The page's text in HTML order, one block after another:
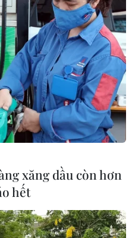
xăng dầu còn hơn
hết